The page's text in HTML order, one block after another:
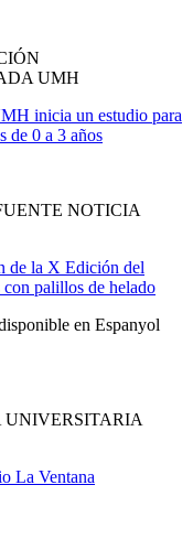
UMH
inicia un estudio para
de 0 a 3 años
NOTICIA
de la X Edición del
con palillos de helado
en Espanyol
La Ventana